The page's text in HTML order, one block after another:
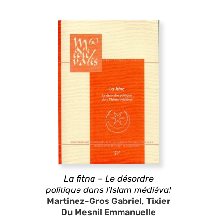
La fitna – Le désordre
politique dans l’Islam médiéval
Martinez-Gros Gabriel, Tixier
Du Mesnil Emmanuelle